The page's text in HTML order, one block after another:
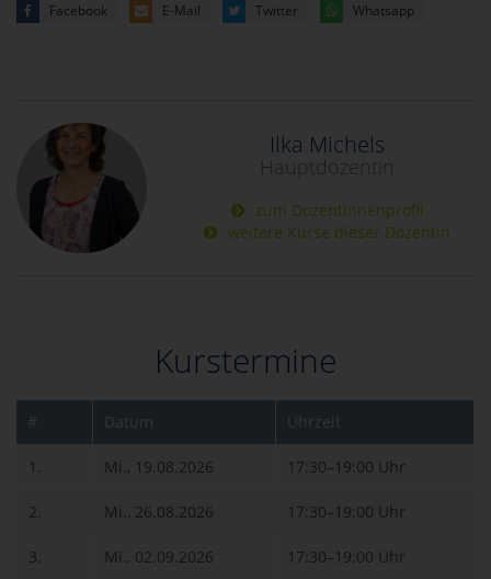
Facebook E-Mail Twitter Whatsapp
Ilka Michels
Hauptdozentin
zum Dozentinnenprofil
weitere Kurse dieser Dozentin
Kurstermine
# Datum Uhrzeit
1. Mi., 19.08.2026 17:30–19:00 Uhr
2. Mi., 26.08.2026 17:30–19:00 Uhr
3. Mi., 02.09.2026 17:30–19:00 Uhr